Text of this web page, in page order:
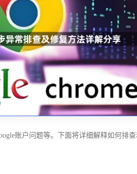
账户问题等。下面将详细解释如何排查